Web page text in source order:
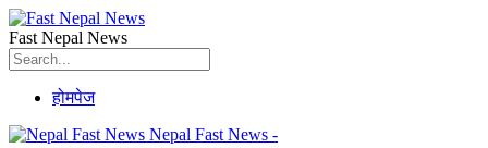
Fast Nepal News
होमपेज
Nepal Fast News -